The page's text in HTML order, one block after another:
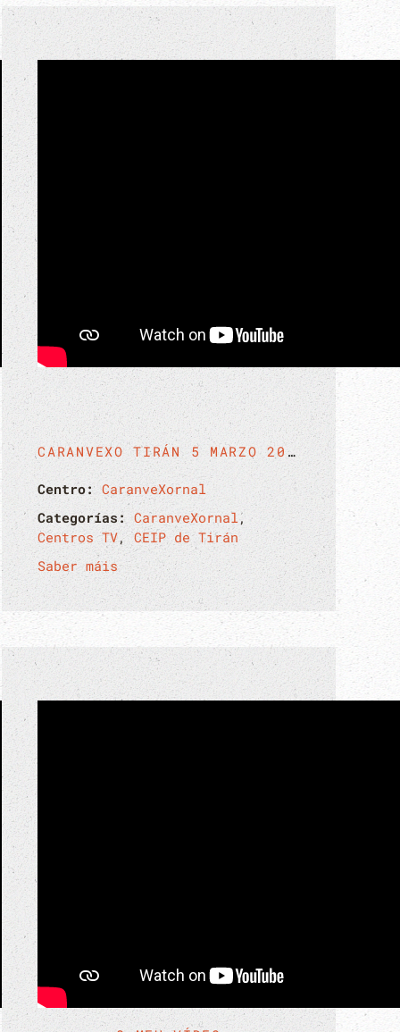
CARANVEXO TIRÁN 5 MARZO 2026
Centro:CaranveXornal
Categorías:CaranveXornal,
Centros TV,CEIP de Tirán
Saber máis